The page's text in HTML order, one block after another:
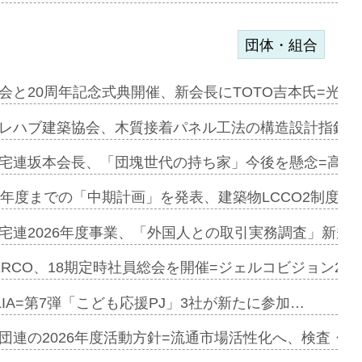
を提案=P…
ンビ…
加=リンナ…
見込む=…
開始=三協…
団体・組合
と20周年記念式典開催、新会長にTOTO吉本氏=光
ハブ建築協会、木質接着パネル工法の構造設計指針
連坂本会長、「団塊世代の持ち家」今後を懸念=高
度までの「中期計画」を発表、建築物LCCO2制度
連2026年度事業、「外国人との取引実務調査」新規
、18期定時社員総会を開催=ジェルコビジョン
第7弾「こども応援PJ」3社が新たに参加…
連の2026年度活動方針=流通市場活性化へ、検査・